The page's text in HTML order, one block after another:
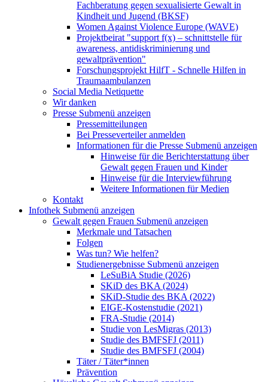
Fachberatung gegen sexualisierte Gewalt in
Kindheit und Jugend (BKSF)
Women Against Violence Europe (WAVE)
Projektbeirat "support f(x) – schnittstelle für
awareness, antidiskriminierung und
gewaltprävention"
Forschungsprojekt HilfT - Schnelle Hilfen in
Traumaambulanzen
Social Media Netiquette
Wir danken
Presse Submenü anzeigen
Pressemitteilungen
Bei Presseverteiler anmelden
Informationen für die Presse Submenü anzeigen
Hinweise für die Berichterstattung über
Gewalt gegen Frauen und Kinder
Hinweise für die Interviewführung
Weitere Informationen für Medien
Kontakt
Infothek Submenü anzeigen
Gewalt gegen Frauen Submenü anzeigen
Merkmale und Tatsachen
Folgen
Was tun? Wie helfen?
Studienergebnisse Submenü anzeigen
LeSuBiA Studie (2026)
SKiD des BKA (2024)
SKiD-Studie des BKA (2022)
EIGE-Kostenstudie (2021)
FRA-Studie (2014)
Studie von LesMigras (2013)
Studie des BMFSFJ (2011)
Studie des BMFSFJ (2004)
Täter / Täter*innen
Prävention